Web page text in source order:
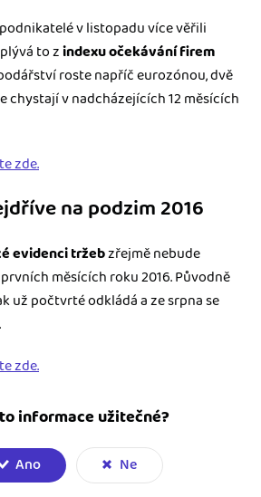
v listopadu více věřili
to zindexu očekávání firem
roste napříč eurozónou, dvě
chystají v nadcházejících 12 měsících
zde.
na podzim 2016
evidenci tržebzřejmě nebude
měsících roku 2016. Původně
už počtvrté odkládá a ze srpna se
zde.
informace užitečné?
Ano Ne